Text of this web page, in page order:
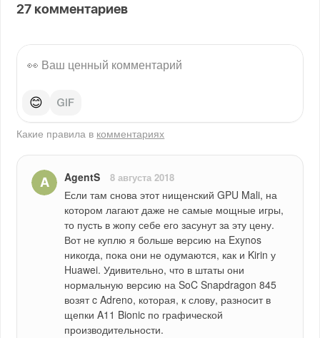
27 комментариев
😊
Какие правила в комментариях
AgentS 8 августа 2018
Если там снова этот нищенский GPU Mali, на
котором лагают даже не самые мощные игры,
то пусть в жопу себе его засунут за эту цену.
Вот не куплю я больше версию на Exynos
никогда, пока они не одумаются, как и Kirin у
Huawei. Удивительно, что в штаты они
нормальную версию на SoC Snapdragon 845
возят c Adreno, которая, к слову, разносит в
щепки A11 Bionic по графической
производительности.